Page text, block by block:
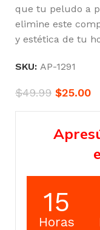
que tu peludo a
elimine este
y estética de tu
SKU: AP-1291
$49.99 $25.00
15
Horas